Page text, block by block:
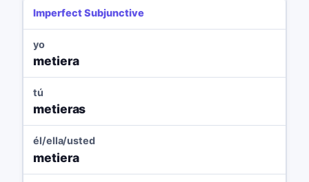
Imperfect Subjunctive
yo
metiera
tú
metieras
él/ella/usted
metiera